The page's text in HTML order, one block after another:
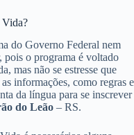
do Governo Federal nem
pois o programa é voltado
mas não se estresse que
informações, como regras e
da língua para se inscrever
do Leão – RS.